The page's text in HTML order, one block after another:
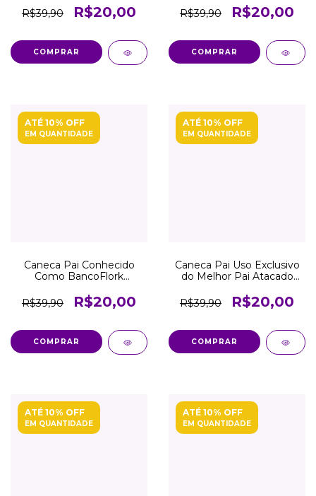
R$39,90 R$20,00
COMPRAR
R$39,90 R$20,00
COMPRAR
ATÉ 10% OFF
EM QUANTIDADE
Caneca Pai Conhecido
Como BancoFlork
R$39,90
R$20,00
COMPRAR
ATÉ 10% OFF
EM QUANTIDADE
Caneca Pai Uso Exclusivo
do Melhor Pai Atacado
R$39,90
R$20,00
COMPRAR
ATÉ 10% OFF
EM QUANTIDADE
ATÉ 10% OFF
EM QUANTIDADE